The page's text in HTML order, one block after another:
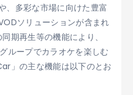
、多彩な市場に向けた豊富
ソリューションが含まれ
期再生等の機能により、
ループでカラオケを楽しむ
」の主な機能は以下のとお